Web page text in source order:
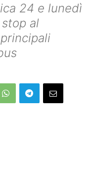
24 e lunedì
al